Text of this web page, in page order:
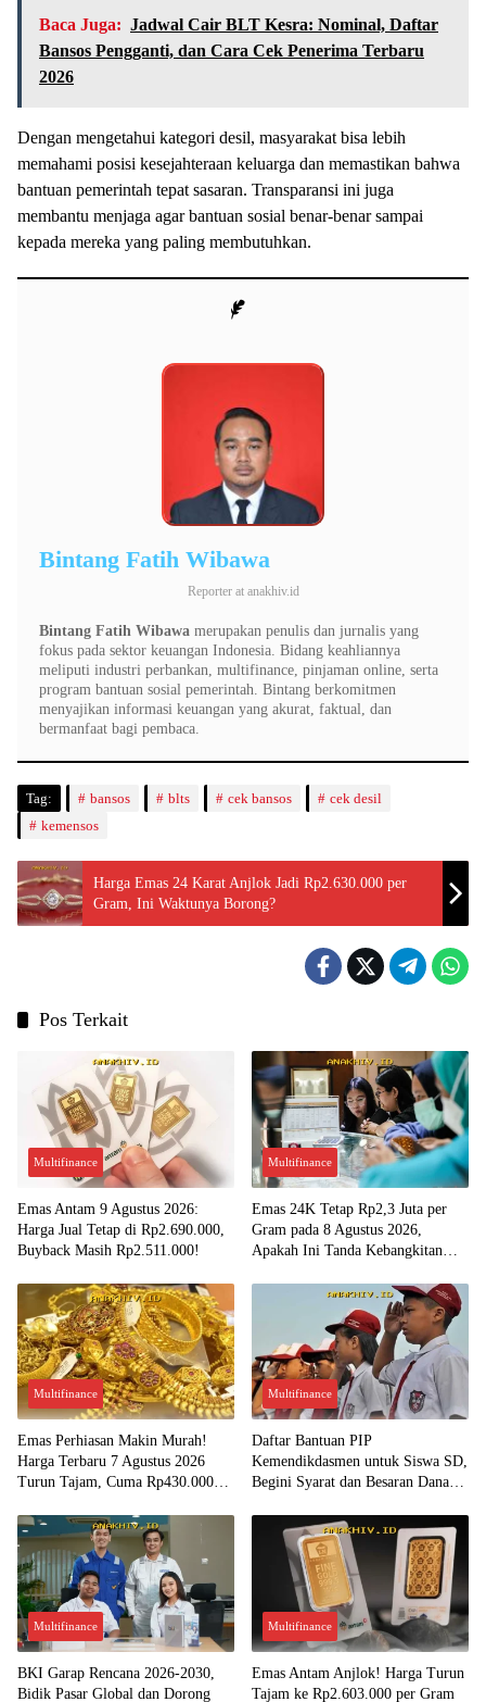
Baca Juga: Jadwal Cair BLT Kesra: Nominal, Daftar
Bansos Pengganti, dan Cara Cek Penerima Terbaru
2026
Dengan mengetahui kategori desil, masyarakat bisa lebih
memahami posisi kesejahteraan keluarga dan memastikan bahwa
bantuan pemerintah tepat sasaran. Transparansi ini juga
membantu menjaga agar bantuan sosial benar-benar sampai
kepada mereka yang paling membutuhkan.
Bintang Fatih Wibawa
Reporter at anakhiv.id
Bintang Fatih Wibawa merupakan penulis dan jurnalis yang
fokus pada sektor keuangan Indonesia. Bidang keahliannya
meliputi industri perbankan, multifinance, pinjaman online, serta
program bantuan sosial pemerintah. Bintang berkomitmen
menyajikan informasi keuangan yang akurat, faktual, dan
bermanfaat bagi pembaca.
Tag: bansos blts cek bansos
cek desil
kemensos
Harga Emas 24 Karat Anjlok Jadi Rp2.630.000 per
Gram, Ini Waktunya Borong?
Pos Terkait
Multifinance
Emas Antam 9 Agustus 2026:
Harga Jual Tetap di Rp2.690.000,
Buyback Masih Rp2.511.000!
Multifinance
Emas 24K Tetap Rp2,3 Juta per
Gram pada 8 Agustus 2026,
Apakah Ini Tanda Kebangkitan
Multifinance
Emas Perhiasan Makin Murah!
Harga Terbaru 7 Agustus 2026
Turun Tajam, Cuma Rp430.000
Multifinance
Daftar Bantuan PIP
Kemendikdasmen untuk Siswa SD,
Begini Syarat dan Besaran Dana
Multifinance
BKI Garap Rencana 2026-2030,
Bidik Pasar Global dan Dorong
Multifinance
Emas Antam Anjlok! Harga Turun
Tajam ke Rp2.603.000 per Gram